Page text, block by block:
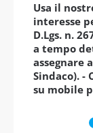
Usa il
interesse
D.Lgs. n.
a tempo
assegnare
Sindaco). -
su mobile